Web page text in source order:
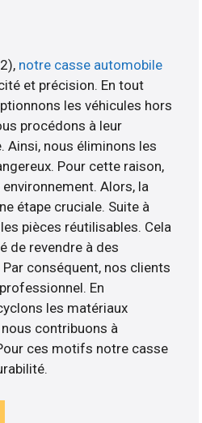
notre casse automobile
et précision. En tout
les véhicules hors
procédons à leur
Ainsi, nous éliminons les
Pour cette raison,
Alors, la
étape cruciale. Suite à
pièces réutilisables. Cela
de revendre à des
conséquent, nos clients
En
les matériaux
contribuons à
ces motifs notre casse